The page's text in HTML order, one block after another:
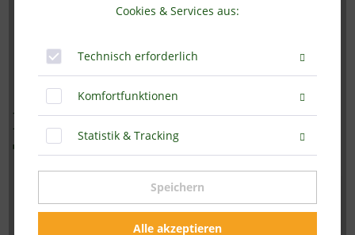
Cookies & Services aus:
Technisch erforderlich
Komfortfunktionen
Statistik & Tracking
Speichern
Alle akzeptieren
BIO Spirulina - 400
Tabletten/160g
59,90 € *
0.16 kg (374,38 € * / 1 kg)